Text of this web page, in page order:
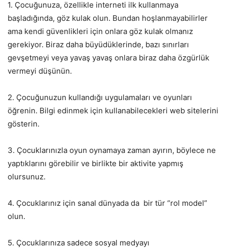
1. Çocuğunuza, özellikle interneti ilk kullanmaya
başladığında, göz kulak olun. Bundan hoşlanmayabilirler
ama kendi güvenlikleri için onlara göz kulak olmanız
gerekiyor. Biraz daha büyüdüklerinde, bazı sınırları
gevşetmeyi veya yavaş yavaş onlara biraz daha özgürlük
vermeyi düşünün.
2. Çocuğunuzun kullandığı uygulamaları ve oyunları
öğrenin. Bilgi edinmek için kullanabilecekleri web sitelerini
gösterin.
3. Çocuklarınızla oyun oynamaya zaman ayırın, böylece ne
yaptıklarını görebilir ve birlikte bir aktivite yapmış
olursunuz.
4. Çocuklarınız için sanal dünyada da bir tür “rol model”
olun.
5. Çocuklarınıza sadece sosyal medyayı